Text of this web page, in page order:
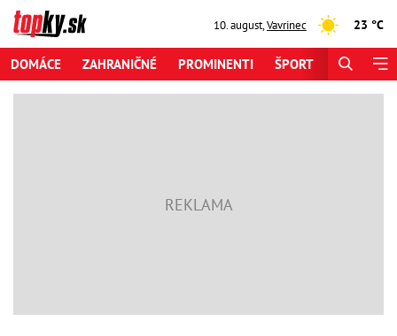
10. august,Vavrinec 23 °C
DOMÁCE ZAHRANIČNÉ PROMINENTI ŠPORT